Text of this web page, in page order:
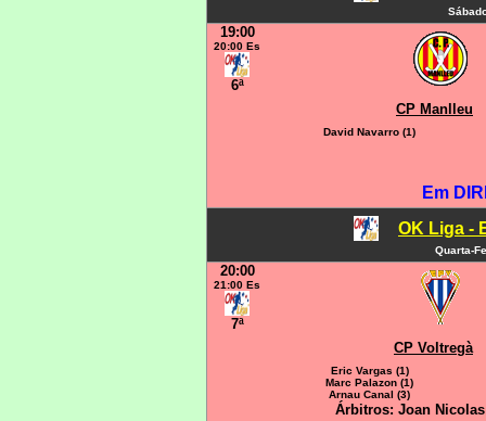
19:00
20:00 Es
6ª
CP Manlleu
David Navarro (1)
Em
OK Liga -
Quarta-
20:00
21:00 Es
7ª
CP Voltregà
Eric Vargas (1)
Marc Palazon (1)
Arnau Canal (3)
Árbitros: Joan